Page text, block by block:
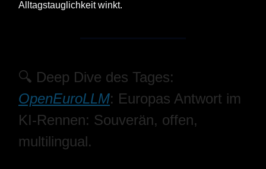
Alltagstauglichkeit winkt.
🔍 Deep Dive des Tages:
OpenEuroLLM: Europas Antwort im
KI-Rennen: Souverän, offen,
multilingual.